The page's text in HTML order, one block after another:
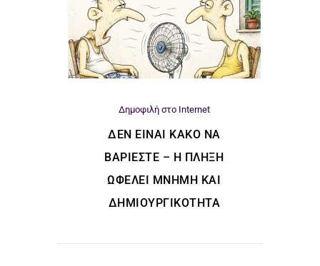
Δημοφιλή στο Internet
ΔΕΝ ΕΊΝΑΙ ΚΑΚΌ ΝΑ
ΒΑΡΙΈΣΤΕ – Η ΠΛΉΞΗ
ΩΦΕΛΕΊ ΜΝΉΜΗ ΚΑΙ
ΔΗΜΙΟΥΡΓΙΚΌΤΗΤΑ